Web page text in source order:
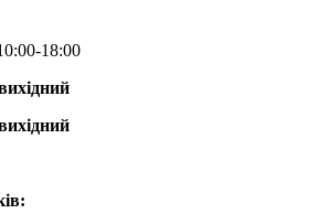
18:00